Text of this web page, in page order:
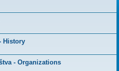
History
- Organizations